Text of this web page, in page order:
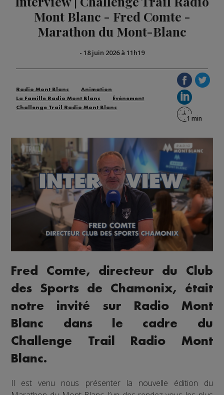
Mont Blanc - Fred Comte -
Marathon du Mont-Blanc
- 18 juin 2026 à 11h19
Radio Mont Blanc
Animation
La Famille Radio Mont Blanc
Événement
Challenge Trail Radio Mont Blanc
Fred Comte, directeur du Club
des Sports de Chamonix, était
notre invité sur Radio Mont
Blanc dans le cadre du
Challenge Trail Radio Mont
Blanc.
Il est venu nous présenter la nouvelle édition du